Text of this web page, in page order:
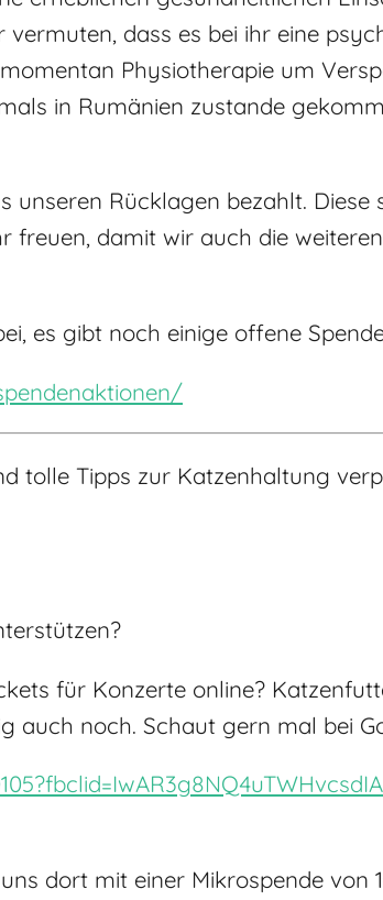
dass es bei ihr eine
Physiotherapie um
in Rumänien zustande
unseren Rücklagen bezahlt.
freuen, damit wir auch die
es gibt noch einige offene
tolle Tipps zur Katzenhaltung
für Konzerte online?
noch. Schaut gern mal bei
dort mit einer Mikrospende von